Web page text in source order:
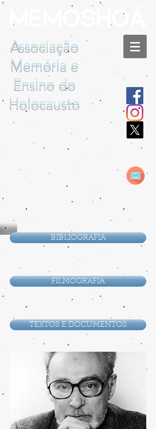
Associação
Memória e
Ensino do
Holocausto
BIBLIOGRAFIA
FILMOGRAFIA
TEXTOS E DOCUMENTOS